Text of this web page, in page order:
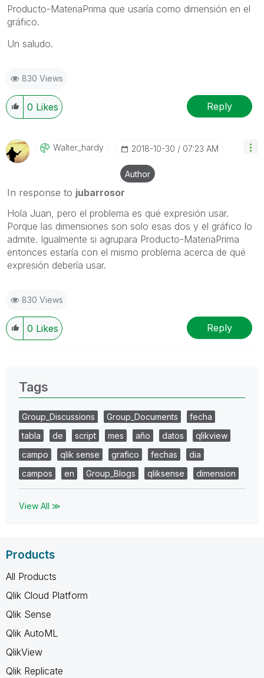
Producto-MateriaPrima que usaría como dimensión en el
gráfico.
Un saludo.
830 Views
0 Likes Reply
Walter_hardy ‎2018-10-30 07:23 AM
Author
In response to jubarrosor
Hola Juan, pero el problema es qué expresión usar.
Porque las dimensiones son solo esas dos y el gráfico lo
admite. Igualmente si agrupara Producto-MateriaPrima
entonces estaría con el mismo problema acerca de qué
expresión debería usar.
830 Views
0 Likes Reply
Tags
Group_Discussions Group_Documents
fecha
tabla
de script mes año datos
qlikview
campo
qlik sense grafico fechas
dia
campos
en Group_Blogs qliksense dimension
View All ≫
Products
All Products
Qlik Cloud Platform
Qlik Sense
Qlik AutoML
QlikView
Qlik Replicate